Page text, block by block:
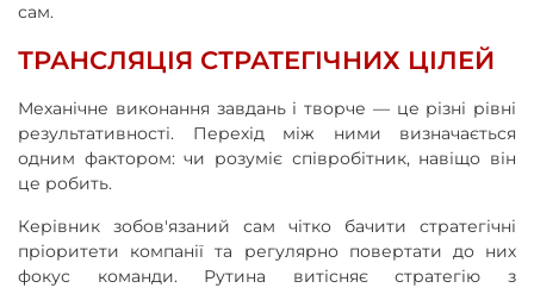
сам.
ТРАНСЛЯЦІЯ СТРАТЕГІЧНИХ ЦІЛЕЙ
Механічне виконання завдань і творче — це різні рівні
результативності. Перехід між ними визначається
одним фактором: чи розуміє співробітник, навіщо він
це робить.
Керівник зобов'язаний сам чітко бачити стратегічні
пріоритети компанії та регулярно повертати до них
фокус команди. Рутина витісняє стратегію з